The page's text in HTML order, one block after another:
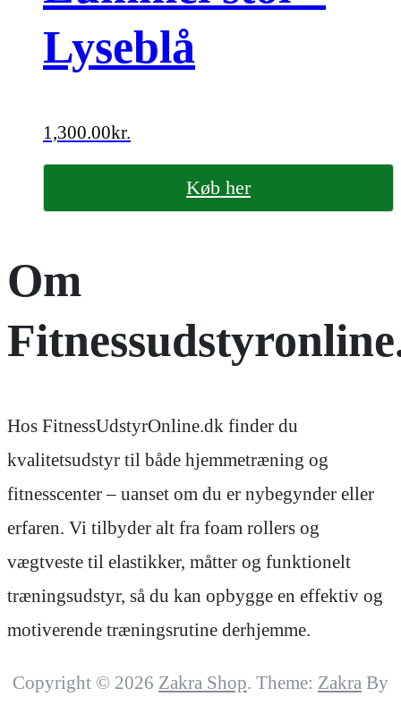
Lyseblå
1,300.00kr.
Køb her
Om
Hos FitnessUdstyrOnline.dk finder du
kvalitetsudstyr til både hjemmetræning og
fitnesscenter – uanset om du er nybegynder eller
erfaren. Vi tilbyder alt fra foam rollers og
vægtveste til elastikker, måtter og funktionelt
træningsudstyr, så du kan opbygge en effektiv og
motiverende træningsrutine derhjemme.
Copyright © 2026 Zakra Shop. Theme: Zakra By